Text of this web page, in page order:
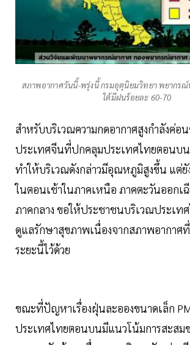
สภาพอากาศวันนี้-พรุ่งนี้ กรมอุตุนิยมวิทยา พยากร
ใต้มีฝนร้อยละ 60-70
สำหรับบริเวณความกดอากาศสูงกำลังค่อน
ประเทศจีนที่ปกคลุมประเทศไทยตอนบน
ทำให้บริเวณดังกล่าวมีอุณหภูมิสูงขึ้น แต่ยั
ในตอนเช้าในภาคเหนือ ภาคตะวันออกเ
ภาคกลาง ขอให้ประชาชนบริเวณประเท
ดูแลรักษาสุขภาพเนื่องจากสภาพอากาศ
ระยะนี้ไว้ด้วย
ขณะที่ปัญหาเรื่องฝุ่นละอองขนาดเล็ก
ประเทศไทยตอนบนมีแนวโน้มการสะสม